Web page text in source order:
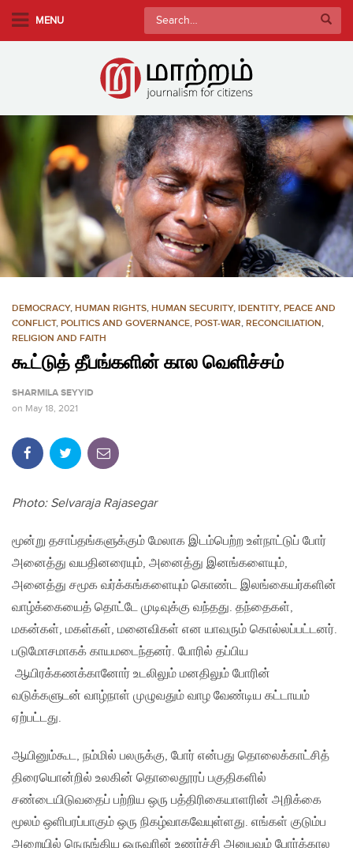
n
c
o
n
t
MENU
Search
for:
DEMOCRACY, HUMAN RIGHTS, HUMAN SECURITY, IDENTITY, PEACE AND
CONFLICT, POLITICS AND GOVERNANCE, POST-WAR, RECONCILIATION,
RELIGION AND FAITH
கூட்டுத் தீபங்களின் கால வெளிச்சம்
SHARMILA SEYYID
on May 18, 2021
Photo: Selvaraja Rajasegar
மூன்று தசாப்தங்களுக்கும் மேலாக இடம்பெற்ற உள்நாட்டுப் போர்
அனைத்து வயதினரையும், அனைத்து இனங்களையும்,
அனைத்து சமூக வர்க்கங்களையும் கொண்ட இலங்கையர்களின்
வாழ்க்கையைத் தொட்டே முடிவுக்கு வந்தது. தந்தைகள்,
மகன்கள், மகள்கள், மனைவிகள் என யாவரும் கொல்லப்பட்டனர்.
படுமோசமாகக் காயமடைந்தனர். போரில் தப்பிய
ஆயிரக்கணக்கானோர் உடலிலும் மனதிலும் போரின்
வடுக்களுடன் வாழ்நாள் முழுவதும் வாழ வேண்டிய கட்டாயம்
ஏற்பட்டது.
ஆயினும்கூட, நம்மில் பலருக்கு, போர் என்பது தொலைக்காட்சித்
திரையொன்றில் உலகின் தொலைதூரப் பகுதிகளில்
சண்டையிடுவதைப் பற்றிய ஒரு பத்திரிகையாளரின் அறிக்கை
மூலம் ஒளிபரப்பாகும் ஒரு நிகழ்வாகவேயுள்ளது. எங்கள் குடும்ப
அறையில் நெருங்கிய ஒருவரின் உணர்ச்சி அனுபவம் போர்க்கால